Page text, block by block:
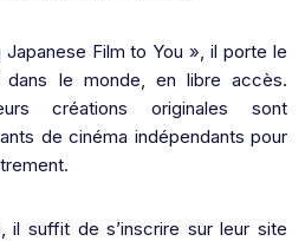
Film to You », il porte le
dans le monde, en libre accès.
créations originales sont
de cinéma indépendants pour
il suffit de s’inscrire sur leur site